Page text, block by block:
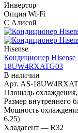
Инвертор
Опция Wi-Fi
С Алисой
Hisense
Кондиционер
18UW4RXATG03
В наличии
Арт. AS-
Площадь
Размер внутреннего
Мощность
6,25)
Хладагент — R32